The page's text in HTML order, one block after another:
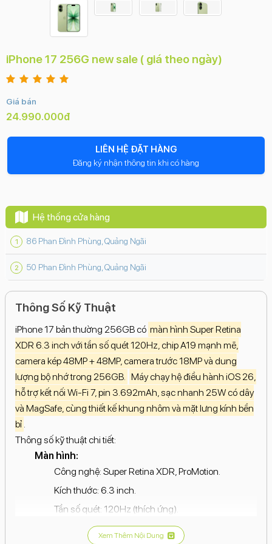
iPhone 17 256G new sale ( giá theo ngày)
Giá bán
24.990.000đ
LIÊN HỆ ĐẶT HÀNG
Đăng ký nhận thông tin khi có hàng
Hệ thống cửa hàng
86 Phan Đình Phùng, Quảng Ngãi
50 Phan Đình Phùng, Quảng Ngãi
Thông Số Kỹ Thuật
iPhone 17 bản thường 256GB có màn hình Super Retina
XDR 6.3 inch với tần số quét 120Hz, chip A19 mạnh mẽ,
camera kép 48MP + 48MP, camera trước 18MP và dung
lượng bộ nhớ trong 256GB. Máy chạy hệ điều hành iOS 26,
hỗ trợ kết nối Wi-Fi 7, pin 3.692mAh, sạc nhanh 25W có dây
và MagSafe, cùng thiết kế khung nhôm và mặt lưng kính bền
bỉ .
Thông số kỹ thuật chi tiết:
Màn hình:
Công nghệ: Super Retina XDR, ProMotion.
Kích thước: 6.3 inch.
Tần số quét: 120Hz (thích ứng).
Độ sáng tối đa: 3000 nits.
Xem Thêm Nội Dung